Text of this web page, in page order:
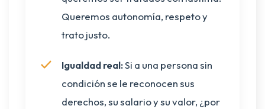
Queremos autonomía, respeto y
trato justo.
Igualdad real:Si a una persona sin
condición se le reconocen sus
derechos, su salario y su valor, ¿por